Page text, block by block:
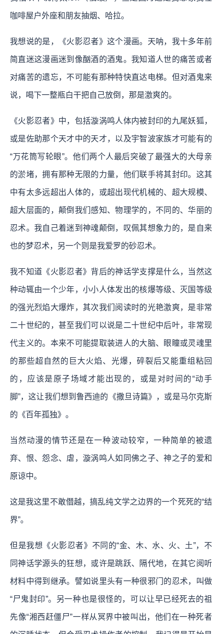
咖啡屋户外座和朋友抽烟、哈拉。
我想说的是，《火影忍者》这个漫画。天呐，我十多年前
简直迷这漫画迷到像酗酒的酒鬼。我知道人世的痛苦或者
对痛苦的遗忘，不可能有那种特快直达电梯。但对酒鬼来
说，喝下一整瓶白干把自己放倒，那是激爽的。
《火影忍者》中，包括漩涡鸣人体内被封印的九尾妖狐，
或是佐助那个天才中的天才，以及宇智波家族才可能有的
“万花筒写轮眼”。他们两个人最后突破了最强大的大母亲
的淤堵，拥有那种无限的力量，他们联手将其封印。这其
中有太多远超出人体的，或超出现代机械的、超大规模、
超大层面的，颠倒我们感知、物理学的，不同的、华丽的
忍术。我自己着迷到神魂颠倒，叹佩其想象力的，是自来
也的梦忍术，另一个则是我爱罗的砂忍术。
我不知道《火影忍者》背后的神话学支撑是什么，当然这
种动辄由一个少年，小小人体发出的核爆等级、灭国等级
的强光烈焰大爆炸，其次我们阅读时的光艳激爽，是非常
二十世纪的，甚至我们可以说是二十世纪中后叶，非常现
代主义的。本来不可能提取装进人的大脑、眼瞳或灵魂里
的那些超自然的巨大火焰、光爆，碎裂后又能重组粘回
的，应该是原子场域才能出现的，或是对时间的“动手
脚”，这让我们想到鲁西迪的《撒旦诗篇》，或是马尔克斯
的《百年孤独》。
当然动漫的情节还是在一种波动较窄，一种简单的被遗
弃、恨、怨念、虐，漩涡鸣人如同佛之子、神之子的爱和
原谅中。
这是我这里不敢僭越，搞乱纯文学之边界的一个死死的“结
界”。
但是我想《火影忍者》不同的“金、木、水、火、土”，不
同神话学源头的狂想，或许是跳跃、隔代地，在其它阅听
材料中得到继承。譬如说里头有一种很邪门的忍术，叫做
“尸鬼封印”。另一种也是很怪的，可以让早已经死去的祖
先像“湘西赶僵尸”一样从冥界中被叫出，他们在一种死者